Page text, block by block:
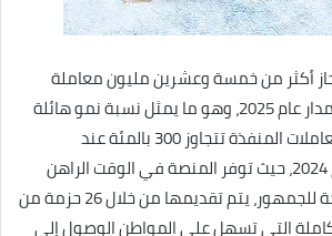
أكثر من خمسة وعشرين مليون معاملة
واستعلام رقمي على مدار عام 2025، وهو ما يمثل نسبة نمو هائلة
وقياسية في حجم المعاملات المنفذة تتجاوز 300 بالمئة عند
مقارنتها بمعدلات عام 2024، حيث توفر المنصة في الوقت الراهن
220 خدمة رقمية متاحة للجمهور، يتم تقديمها من خلال 26 حزمة من
التي تسهل على المواطن الوصول إلى